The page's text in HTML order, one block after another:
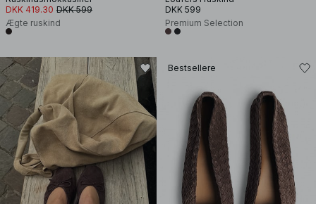
DKK 419.30 DKK 599
Ægte ruskind
DKK 599
Premium Selection
Bestsellere